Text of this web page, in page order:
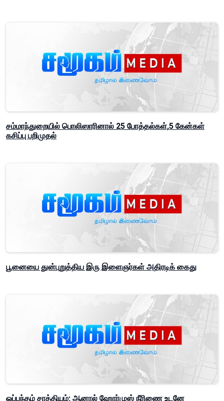
சம்மாந்துறையில் பொலிஸாரினால் 25 போத்தல்கள்,5 கேன்கள்
கசிப்பு பறிமுதல்
பூனையை துன்புறுத்திய இரு இளைஞர்கள் அதிரடிக் கைது
ஒப்பந்தம் சாத்தியம்; ஆனால் ஹோர்முஸ் நீரிணை உடனே